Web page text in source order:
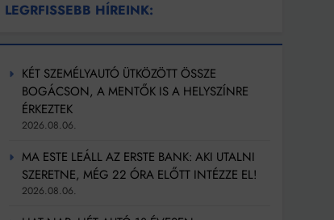
LEGRFISSEBB HÍREINK:
KÉT SZEMÉLYAUTÓ ÜTKÖZÖTT ÖSSZE
BOGÁCSON, A MENTŐK IS A HELYSZÍNRE
ÉRKEZTEK
2026.08.06.
MA ESTE LEÁLL AZ ERSTE BANK: AKI UTALNI
SZERETNE, MÉG 22 ÓRA ELŐTT INTÉZZE EL!
2026.08.06.